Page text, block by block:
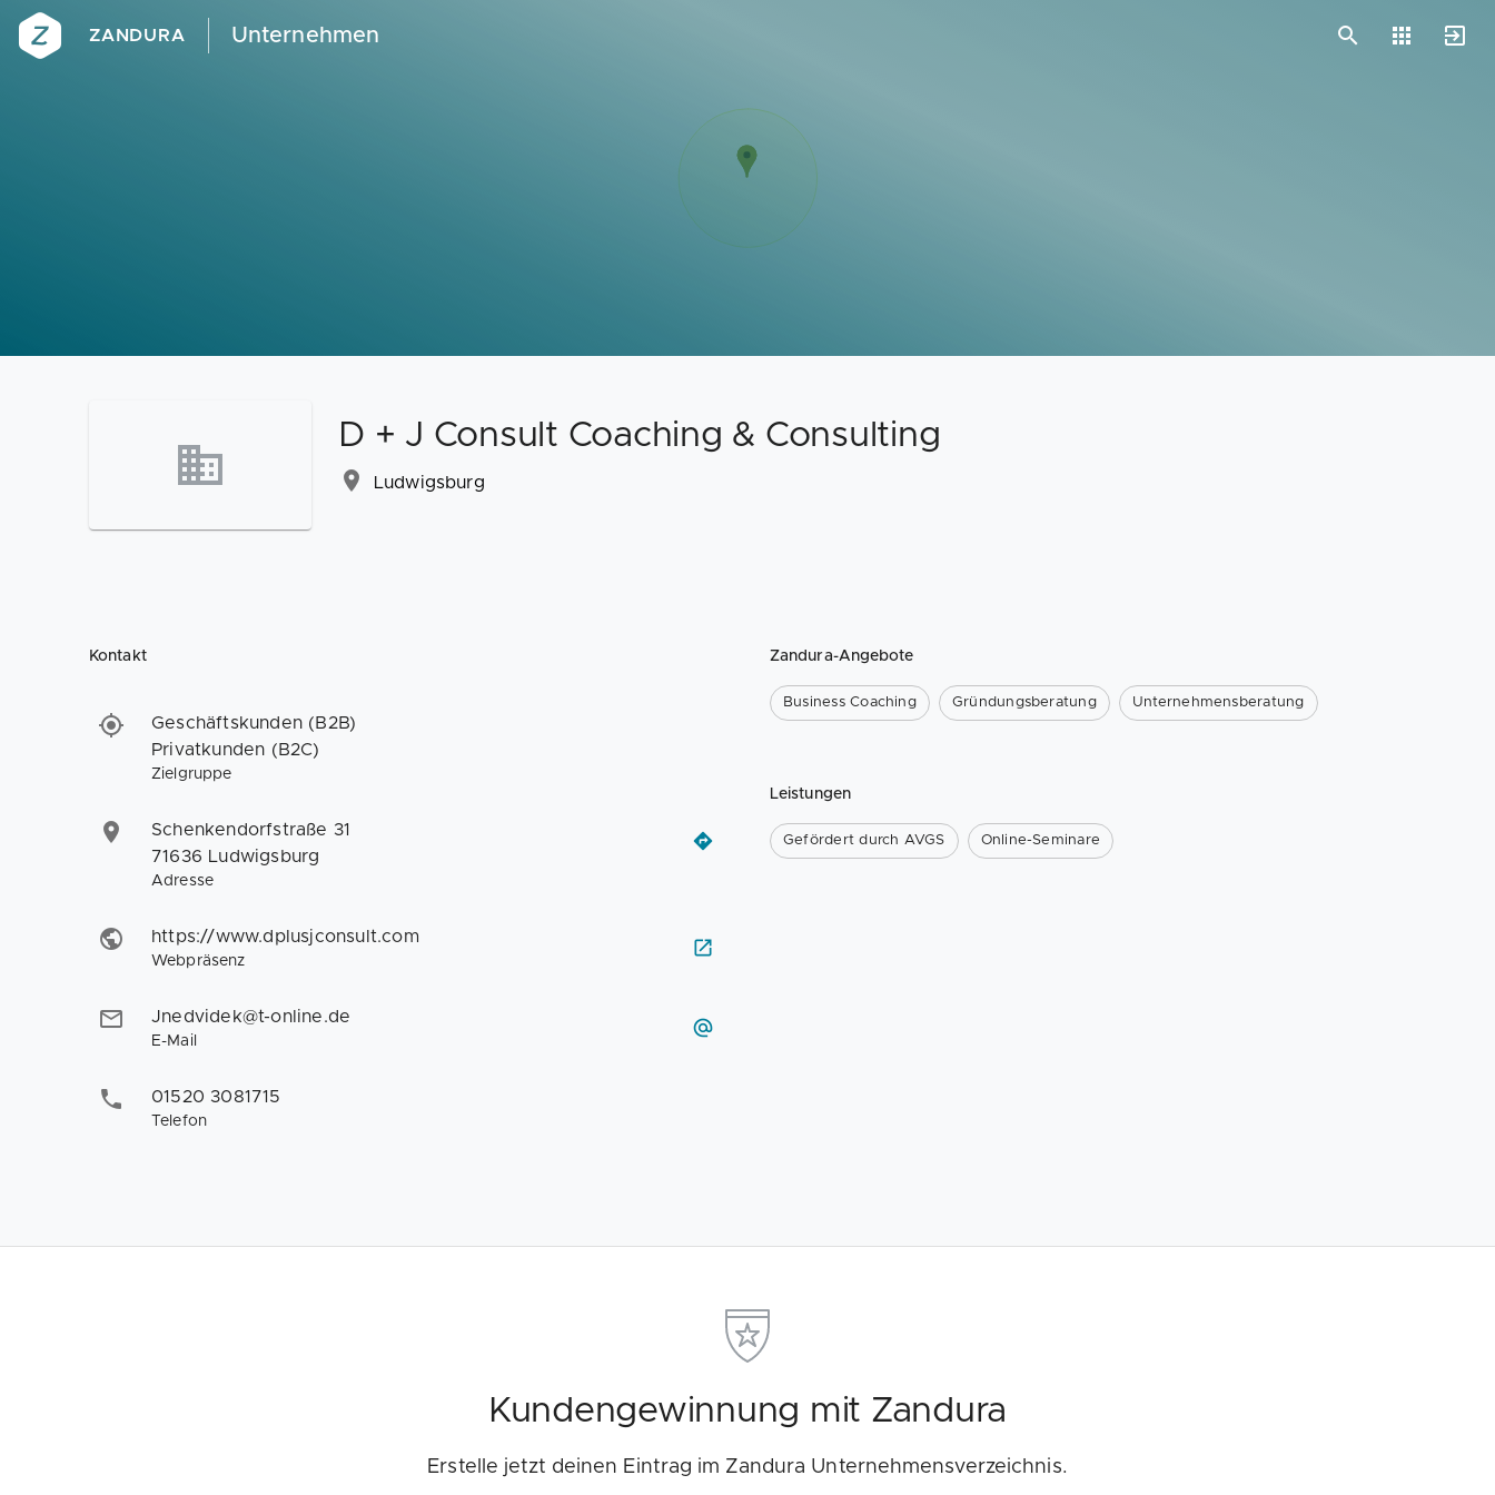
ZANDURA Unternehmen
D + J Consult Coaching & Consulting
Ludwigsburg
Kontakt
Geschäftskunden (B2B)
Privatkunden (B2C)
Zielgruppe
Schenkendorfstraße 31
71636 Ludwigsburg
Adresse
https://www.dplusjconsult.com
Webpräsenz
Jnedvidek@t-online.de
E-Mail
01520 3081715
Telefon
Zandura-Angebote
Business Coaching Gründungsberatung Unternehmensberatung
Leistungen
Gefördert durch AVGS Online-Seminare
Kundengewinnung mit Zandura
Erstelle jetzt deinen Eintrag im Zandura Unternehmensverzeichnis.